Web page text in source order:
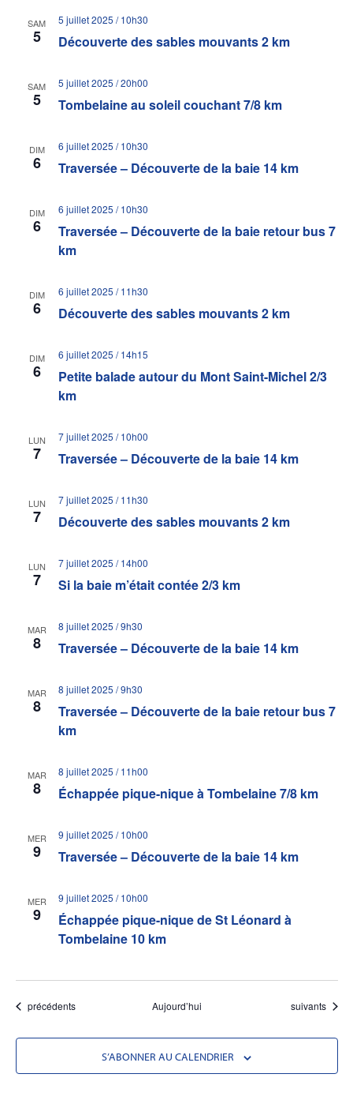
SAM
5 Découverte des sables mouvants 2 km
5 juillet 2025 / 10h30
SAM
5 Tombelaine au soleil couchant 7/8 km
5 juillet 2025 / 20h00
DIM
6 Traversée – Découverte de la baie 14 km
6 juillet 2025 / 10h30
DIM
6
Traversée – Découverte de la baie retour bus 7
km
6 juillet 2025 / 10h30
DIM
6 Découverte des sables mouvants 2 km
6 juillet 2025 / 11h30
DIM
6
Petite balade autour du Mont Saint-Michel 2/3
km
6 juillet 2025 / 14h15
LUN
7 Traversée – Découverte de la baie 14 km
7 juillet 2025 / 10h00
LUN
7 Découverte des sables mouvants 2 km
7 juillet 2025 / 11h30
LUN
7 Si la baie m’était contée 2/3 km
7 juillet 2025 / 14h00
MAR
8 Traversée – Découverte de la baie 14 km
8 juillet 2025 / 9h30
MAR
8
Traversée – Découverte de la baie retour bus 7
km
8 juillet 2025 / 9h30
MAR
8 Échappée pique-nique à Tombelaine 7/8 km
8 juillet 2025 / 11h00
MER
9 Traversée – Découverte de la baie 14 km
9 juillet 2025 / 10h00
MER
9
Échappée pique-nique de St Léonard à
Tombelaine 10 km
9 juillet 2025 / 10h00
Évènements
précédents Aujourd’hui Évènements
suivants
S’ABONNER AU CALENDRIER